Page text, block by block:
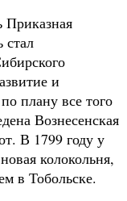
Приказная
стал
и
плану все того
Вознесенская
В 1799 году у
колокольня,
в Тобольске.